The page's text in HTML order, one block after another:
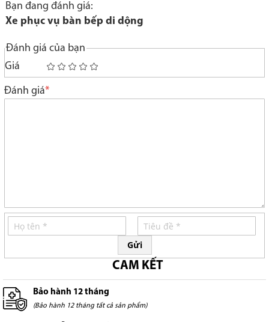
Bạn đang đánh giá:
Xe phục vụ bàn bếp di dộng
Đánh giá của bạn
Giá
1
star
2
stars
3
stars
4
stars
5
stars
Đánh giá
Gửi
CAM KẾT
Bảo hành 12 tháng
(Bảo hành 12 tháng tất cả sản phẩm)